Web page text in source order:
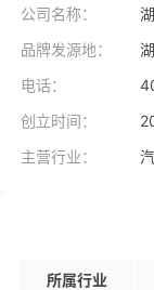
公司名称：
品牌发源地：
电话：
创立时间：
主营行业：
所属行业